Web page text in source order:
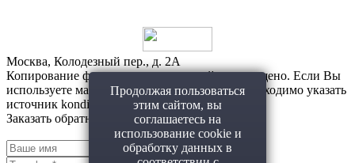
Москва, Колодезный пер., д. 2А
Копирование фото и материалов с сайта запрещено. Если Вы
используете материалы с нашего сайта, то необходимо указать
источник konditerhlebprom.ru
Продолжая пользоваться
этим сайтом, вы
соглашаетесь на
использование cookie и
обработку данных в
Заказать обратный звонок!